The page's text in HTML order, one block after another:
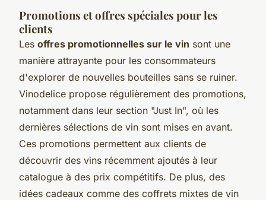
Promotions et offres spéciales pour les
clients
Les offres promotionnelles sur le vin sont une
manière attrayante pour les consommateurs
d'explorer de nouvelles bouteilles sans se ruiner.
Vinodelice propose régulièrement des promotions,
notamment dans leur section "Just In", où les
dernières sélections de vin sont mises en avant.
Ces promotions permettent aux clients de
découvrir des vins récemment ajoutés à leur
catalogue à des prix compétitifs. De plus, des
idées cadeaux comme des coffrets mixtes de vin